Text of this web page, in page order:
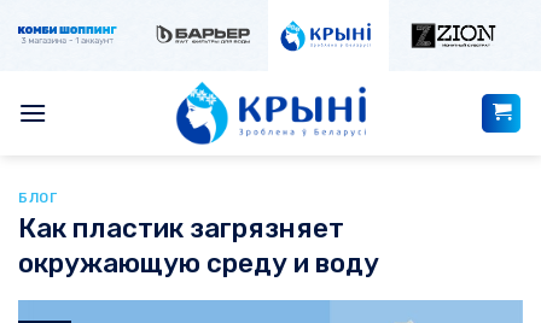
БЛОГ
Как пластик загрязняет
окружающую среду и воду